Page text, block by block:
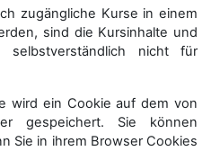
zugängliche Kurse in einem
sind die Kursinhalte und
selbstverständlich nicht für
wird ein Cookie auf dem von
gespeichert. Sie können
Sie in ihrem Browser Cookies